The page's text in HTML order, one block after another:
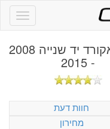
הונדה אקורד יד שנייה 2008
- 2015
חוות דעת
מחירון